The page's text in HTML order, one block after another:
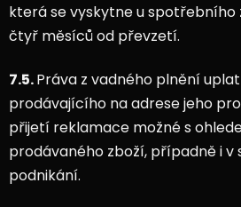
která se vyskytne u
čtyř měsíců od převzetí.
7.5.Práva z vadného plnění
prodávajícího na adrese jeho
přijetí reklamace možné s
prodávaného zboží, případně i
podnikání.